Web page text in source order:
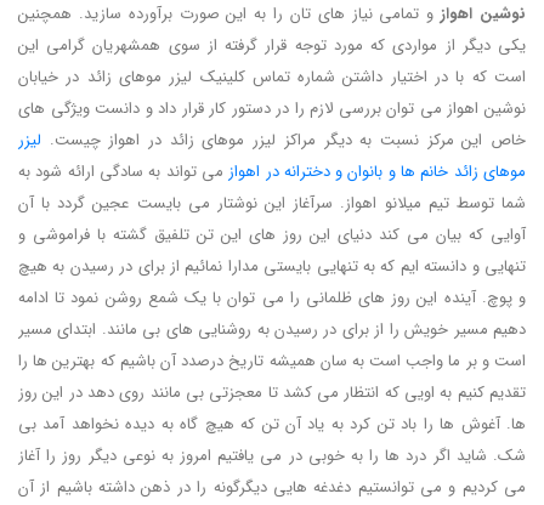
نوشین اهوازو تمامی نیاز های تان را به این صورت برآورده سازید. همچنین
یکی دیگر از مواردی که مورد توجه قرار گرفته از سوی همشهریان گرامی این
است که با در اختیار داشتن شماره تماس کلینیک لیزر موهای زائد در خیابان
نوشین اهواز می توان بررسی لازم را در دستور کار قرار داد و دانست ویژگی های
خاص این مرکز نسبت به دیگر مراکز لیزر موهای زائد در اهواز چیست. لیزر
موهای زائد خانم ها و بانوان و دخترانه در اهوازمی تواند به سادگی ارائه شود به
شما توسط تیم میلانو اهواز. سرآغاز این نوشتار می بایست عجین گردد با آن
آوایی که بیان می کند دنیای این روز های این تن تلفیق گشته با فراموشی و
تنهایی و دانسته ایم که به تنهایی بایستی مدارا نمائیم از برای در رسیدن به هیچ
و پوچ. آینده این روز های ظلمانی را می توان با یک شمع روشن نمود تا ادامه
دهیم مسیر خویش را از برای در رسیدن به روشنایی های بی مانند. ابتدای مسیر
است و بر ما واجب است به سان همیشه تاریخ درصدد آن باشیم که بهترین ها را
تقدیم کنیم به اویی که انتظار می کشد تا معجزتی بی مانند روی دهد در این روز
ها. آغوش ها را باد تن کرد به یاد آن تن که هیچ گاه به دیده نخواهد آمد بی
شک. شاید اگر درد ها را به خوبی در می یافتیم امروز به نوعی دیگر روز را آغاز
می کردیم و می توانستیم دغدغه هایی دیگرگونه را در ذهن داشته باشیم از آن